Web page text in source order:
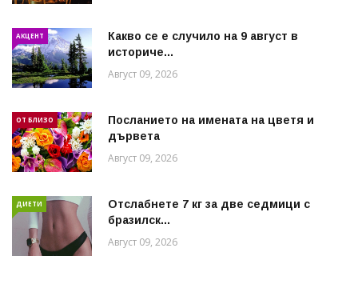
АКЦЕНТ
Какво се е случило на 9 август в
историче...
Август 09, 2026
ОТ БЛИЗО
Посланието на имената на цветя и
дървета
Август 09, 2026
ДИЕТИ
Отслабнете 7 кг за две седмици с
бразилск...
Август 09, 2026